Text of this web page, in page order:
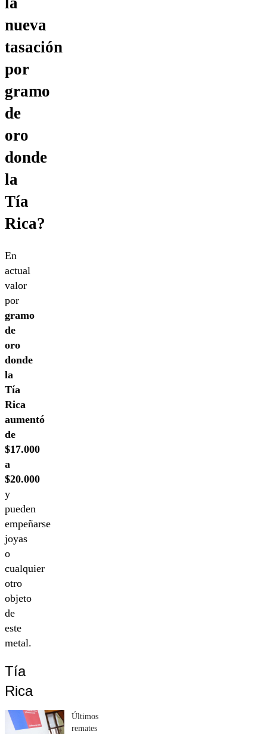
nueva
tasación
por
gramo
de
oro
donde
la
Tía
Rica?
En
actual
valor
por
gramo
de
oro
donde
la
Tía
Rica
aumentó
de
$17.000
a
$20.000
y
pueden
empeñarse
joyas
o
cualquier
otro
objeto
de
este
metal.
Tía
Rica
Últimos
remates